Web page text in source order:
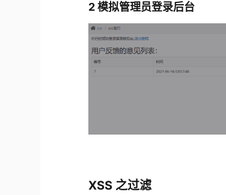
2 模拟管理员登录后台
XSS 之过滤